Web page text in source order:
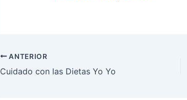
ANTERIOR
Cuidado con las Dietas Yo Yo